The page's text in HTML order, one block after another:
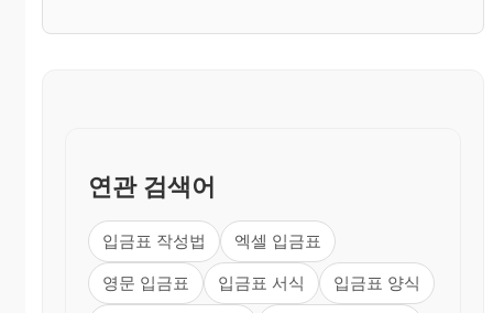
연관 검색어
입금표 작성법 엑셀 입금표
영문 입금표 입금표 서식 입금표 양식